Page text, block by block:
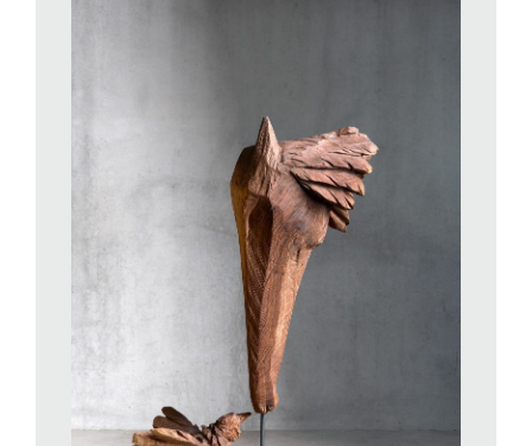
Da qui, all’apertura effettiva del-l’esposizione mancano diversi
mesi, ma vale proprio la pena, anche solo per l’immensità del
paesaggio, visitare questo paese di appena 102 abitanti
racchiuso nelle Alpi grigionesi. Un piccolo gioiello delle
montagne svizzere che per la prima volta, con Calanca
Exhibit, sarà protagonista della scena culturale internazionale
grazie alla rilevanza degli artisti presenti con le loro sculture e
Nell’attesa di scoprire questo festival dal vivo, è possibile
visitare il sito internet
www.calanca-exhibit.net
presentati gli artisti provenienti da diverse nazioni che
esporranno le loro opere in questo luogo così suggestivo.